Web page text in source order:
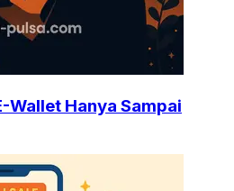
Wallet Hanya Sampai